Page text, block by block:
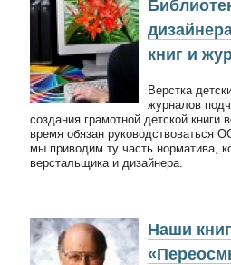
книг и
Верстка
журналов
создания грамотной детской книги
время обязан руководствоваться
мы приводим ту часть норматива,
верстальщика и дизайнера.
Наши